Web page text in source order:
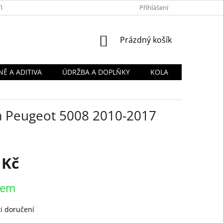
PODMÍNKY OCHRANY OSOBNÍCH
Přihlášení
NÁKUPNÍ
Prázdný košík
A ADITIVA ÚDRŽBA A DOPLŇKY
KOLA
5008 2010-2017
doručení